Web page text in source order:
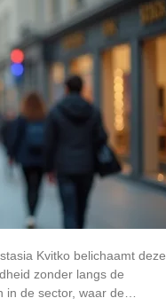
Kvitko belichaamt deze
zonder langs de
in de sector, waar de…